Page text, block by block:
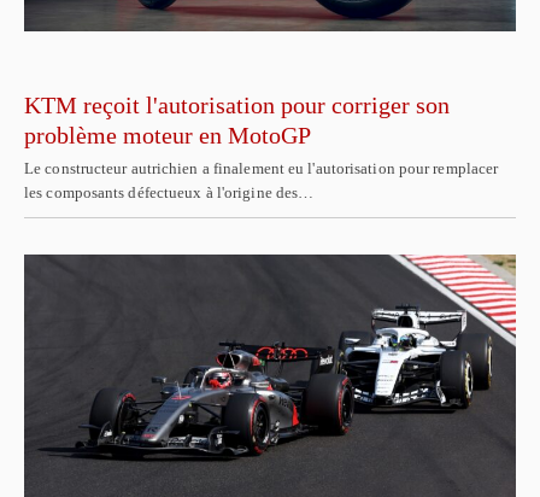
KTM reçoit l'autorisation pour corriger son
problème moteur en MotoGP
Le constructeur autrichien a finalement eu l'autorisation pour remplacer
les composants défectueux à l'origine des…